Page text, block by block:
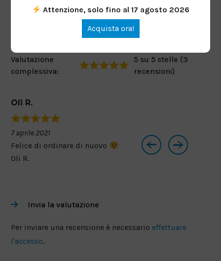
Valutazione
complessiva:
5 su 5 stelle (3
recensioni)
Oli R.
7 aprile 2021
Felice di ordinare di nuovo
Oli R.
Invia la valutazione
Per inviare una recensione è necessario effettuare
l'accesso.
Attenzione, solo fino al 17 agosto 2026
Acquista ora!